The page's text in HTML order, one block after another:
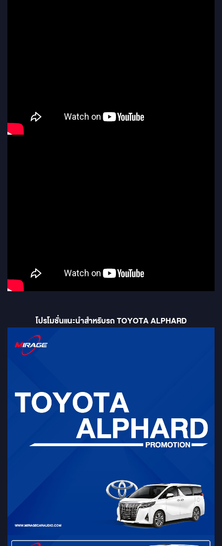
โปรโมชั่นแนะนำสำหรับรถ TOYOTA ALPHARD